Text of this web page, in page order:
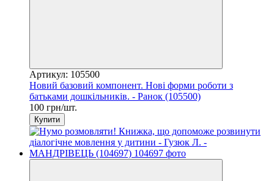
Артикул: 105500
Новий базовий компонент. Нові форми роботи з
батьками дошкільників. - Ранок (105500)
100 грн/шт.
Купити